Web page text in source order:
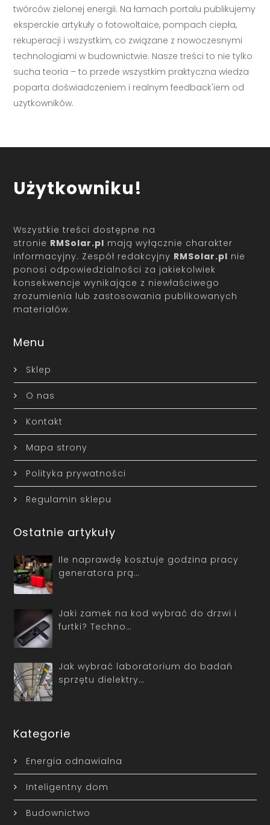
twórców zielonej energii. Na łamach portalu publikujemy
eksperckie artykuły o fotowoltaice, pompach ciepła,
rekuperacji i wszystkim, co związane z nowoczesnymi
technologiami w budownictwie. Nasze treści to nie tylko
sucha teoria – to przede wszystkim praktyczna wiedza
poparta doświadczeniem i realnym feedback'iem od
użytkowników.
Użytkowniku!
Wszystkie treści dostępne na
stronie RMSolar.pl mają wyłącznie charakter
informacyjny. Zespół redakcyjny RMSolar.pl nie
ponosi odpowiedzialności za jakiekolwiek
konsekwencje wynikające z niewłaściwego
zrozumienia lub zastosowania publikowanych
materiałów.
Menu
Sklep
O nas
Kontakt
Mapa strony
Polityka prywatności
Regulamin sklepu
Ostatnie artykuły
Ile naprawdę kosztuje godzina pracy
generatora prą…
Jaki zamek na kod wybrać do drzwi i
furtki? Techno…
Jak wybrać laboratorium do badań
sprzętu dielektry…
Kategorie
Energia odnawialna
Inteligentny dom
Budownictwo